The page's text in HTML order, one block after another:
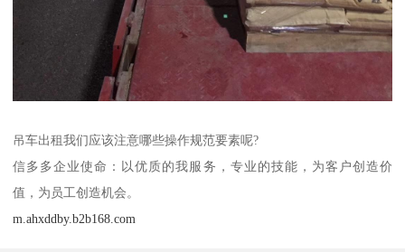
吊车出租我们应该注意哪些操作规范要素呢?
信多多企业使命：以优质的我服务，专业的技能，为客户创造价
值，为员工创造机会。
m.ahxddby.b2b168.com